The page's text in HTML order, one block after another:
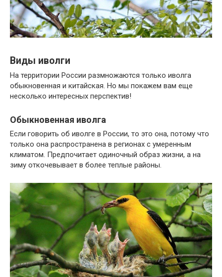
Виды иволги
На территории России размножаются только иволга
обыкновенная и китайская. Но мы покажем вам еще
несколько интересных перспектив!
Обыкновенная иволга
Если говорить об иволге в России, то это она, потому что
только она распространена в регионах с умеренным
климатом. Предпочитает одиночный образ жизни, а на
зиму откочевывает в более теплые районы.